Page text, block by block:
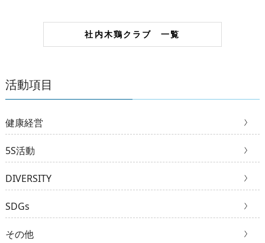
社内木鶏クラブ 一覧
活動項目
健康経営
5S活動
DIVERSITY
SDGs
その他